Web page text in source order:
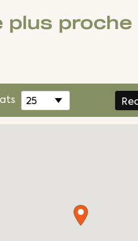
plus proche
25